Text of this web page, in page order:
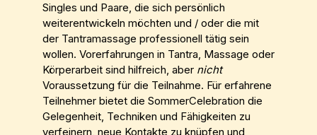
Singles und Paare, die sich persönlich
weiterentwickeln möchten und / oder die mit
der Tantramassage professionell tätig sein
wollen. Vorerfahrungen in Tantra, Massage oder
Körperarbeit sind hilfreich, aber nicht
Voraussetzung für die Teilnahme. Für erfahrene
Teilnehmer bietet die SommerCelebration die
Gelegenheit, Techniken und Fähigkeiten zu
verfeinern, neue Kontakte zu knüpfen und